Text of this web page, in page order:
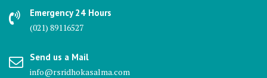
Emergency 24 Hours
(021) 89116527
Send us a Mail
info@rsridhokasalma.com